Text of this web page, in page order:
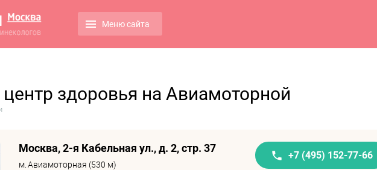
Меню сайта
здоровья на Авиамоторной
Москва, 2-я Кабельная ул., д. 2, стр. 37
м. Авиамоторная (530 м)
+7 (495) 152-77-66